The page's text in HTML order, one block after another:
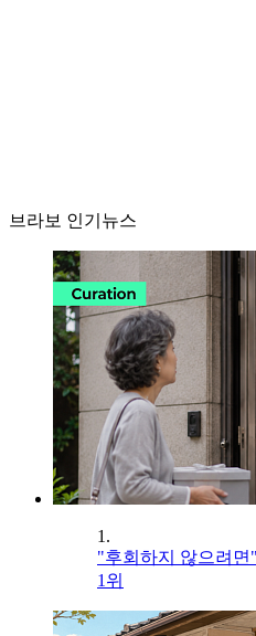
브라보 인기뉴스
1.
"후회하지 않으려면
1위